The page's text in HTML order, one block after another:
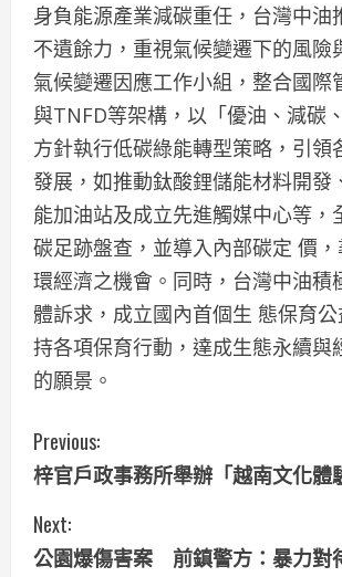
身負能源產業減碳重任，台灣中油
不遺餘力，重視氣候變遷下的風險
氣候變遷因應工作小組，整合國際
與TNFD等架構，以「優油、減碳
方針執行低碳綠能轉型策略，引領
發展，如推動鈦酸鋰儲能材料開發
能加油站及成立先進觸媒中心等，
碳足跡盤查，並導入內部碳定 價
環經濟之機會。同時，台灣中油積
體訴求，成立國內首個生 態保育
持各項保育行動，達成生態永續與
的願景。
C
o
n
Previous:
梓官戶政事務所舉辦「越南文化體
Next:
公園爆傷害案 前鎮警方：暴力對